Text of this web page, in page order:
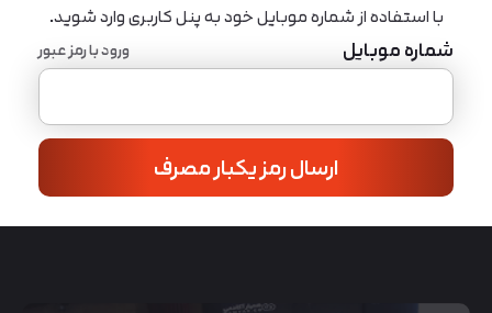
با استفاده از شماره موبایل خود به پنل کاربری وارد شوید.
شماره موبایل ورود با رمز عبور
ارسال رمز یکبار مصرف